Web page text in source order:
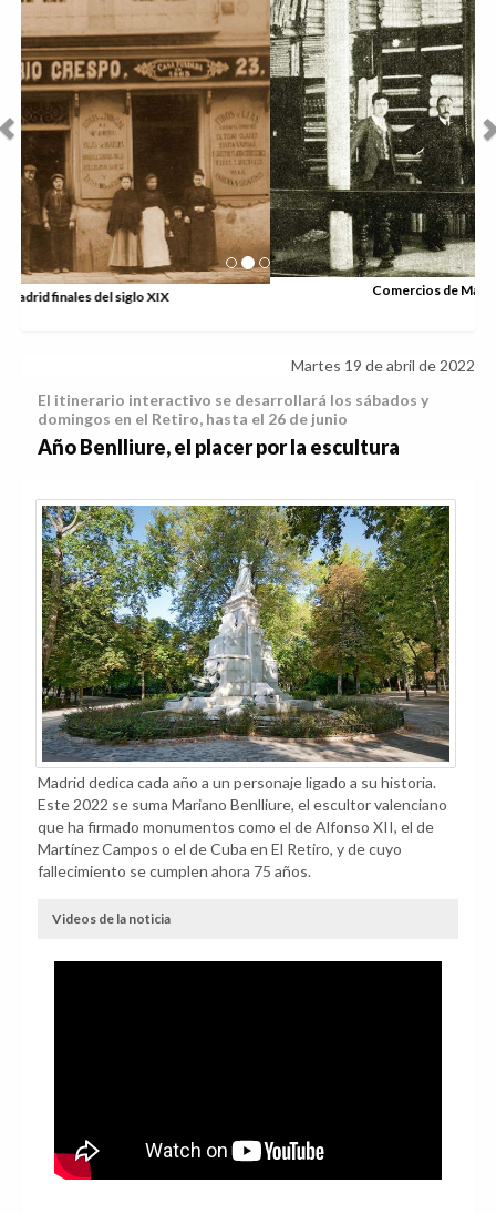
Comercios de Madrid finales del siglo XIX
domingos en el Retiro, hasta el 26 de junio
Año Benlliure, el placer por la escultura
Madrid dedica cada año a un personaje ligado a su historia.
Este 2022 se suma Mariano Benlliure, el escultor valenciano
que ha firmado monumentos como el de Alfonso XII, el de
Martínez Campos o el de Cuba en El Retiro, y de cuyo
fallecimiento se cumplen ahora 75 años.